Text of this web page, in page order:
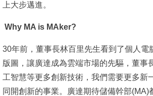
上大步邁進。
Why MA is MAker?
30年前，董事長林百里先生看到了個人
版圖，讓廣達成為雲端市場的先驅，董事
工智慧等更多創新技術，我們需要更多新
同開創新的事業。廣達期待儲備幹部